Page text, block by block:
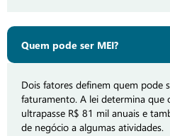
Quem pode ser MEI?
Dois fatores definem quem pode
faturamento. A lei determina
ultrapasse R$ 81 mil anuais e
de negócio a algumas atividades.